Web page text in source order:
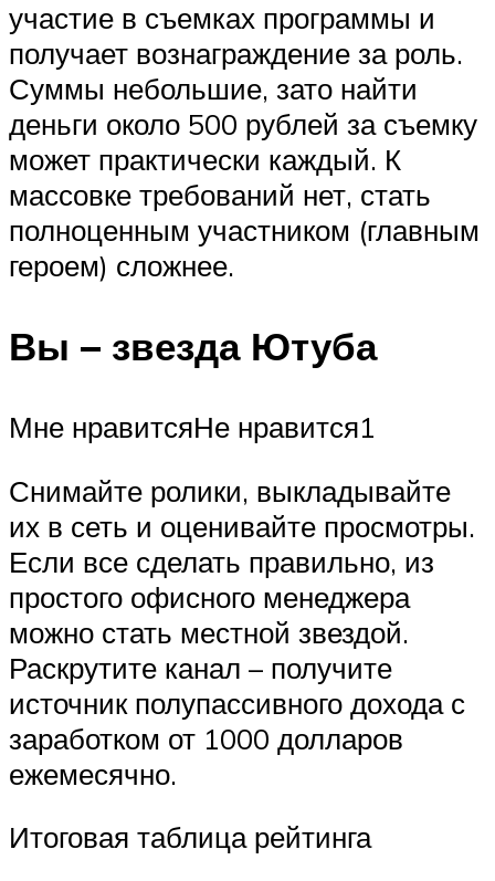
участие в съемках программы и
получает вознаграждение за роль.
Суммы небольшие, зато найти
деньги около 500 рублей за съемку
может практически каждый. К
массовке требований нет, стать
полноценным участником (главным
героем) сложнее.
Вы – звезда Ютуба
Мне нравитсяНе нравится1
Снимайте ролики, выкладывайте
их в сеть и оценивайте просмотры.
Если все сделать правильно, из
простого офисного менеджера
можно стать местной звездой.
Раскрутите канал – получите
источник полупассивного дохода с
заработком от 1000 долларов
ежемесячно.
Итоговая таблица рейтинга